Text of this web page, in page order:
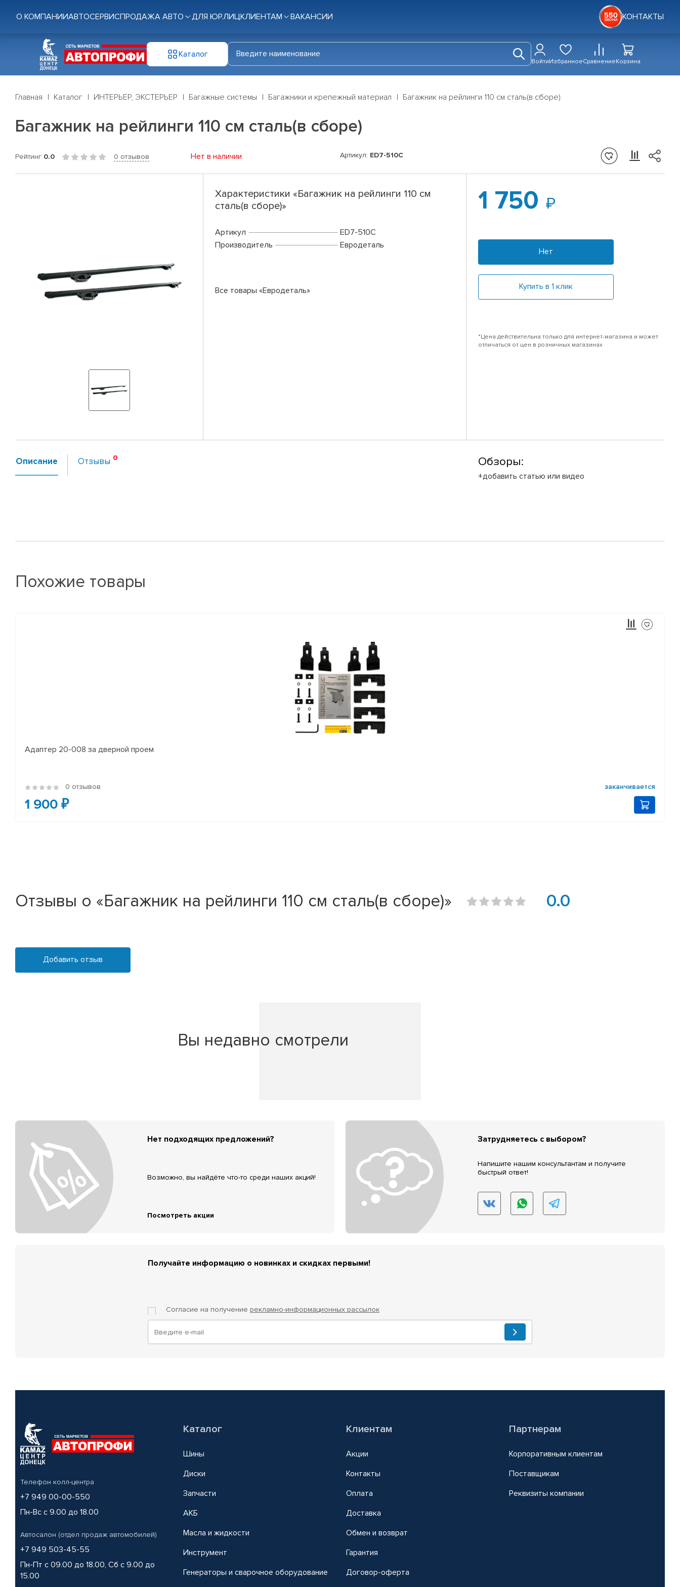
О КОМПАНИИАВТОСЕРВИСПРОДАЖА АВТО ДЛЯ ЮР.ЛИЦКЛИЕНТАМ ВАКАНСИИ КОНТАКТЫ
Каталог
ВойтиИзбранноеСравнениеКорзина
Главная Каталог ИНТЕРЬЕР, ЭКСТЕРЬЕР Багажные системы Багажники и крепежный материал Багажник на рейлинги 110 см сталь(в сборе)
Багажник на рейлинги 110 см сталь(в сборе)
Рейтинг 0.0 0 отзывов Нет в наличии Артикул: ED7-510C
Характеристики «Багажник на рейлинги 110 см
сталь(в сборе)»
Артикул
ED7-510C
Производитель
Евродеталь
Все товары «Евродеталь»
1 750
Нет
Купить в 1 клик
*Цена действительна только для интернет-магазина и может
отличаться от цен в розничных магазинах
Описание Отзывы Обзоры:
+добавить статью или видео
Похожие товары
Адаптер 20-008 за дверной проем
0 отзывов заканчивается
1 900 ₽
Отзывы о «Багажник на рейлинги 110 см сталь(в сборе)» 0.0
Добавить отзыв
Вы недавно смотрели
Нет подходящих предложений?
Возможно, вы найдёте что-то среди наших акций!
Посмотреть акции
Затрудняетесь с выбором?
Напишите нашим консультантам и получите
быстрый ответ!
Получайте информацию о новинках и скидках первыми!
Согласие на получение рекламно-информационных рассылок
Телефон колл-центра
+7 949 00-00-550
Пн-Вс с 9.00 до 18.00
Автосалон (отдел продаж автомобилей)
+7 949 503-45-55
Пн-Пт с 09.00 до 18.00, Сб с 9.00 до
15.00
Каталог
Шины
Диски
Запчасти
АКБ
Масла и жидкости
Инструмент
Генераторы и сварочное оборудование
Клиентам
Акции
Контакты
Оплата
Доставка
Обмен и возврат
Гарантия
Договор-оферта
Партнерам
Корпоративным клиентам
Поставщикам
Реквизиты компании